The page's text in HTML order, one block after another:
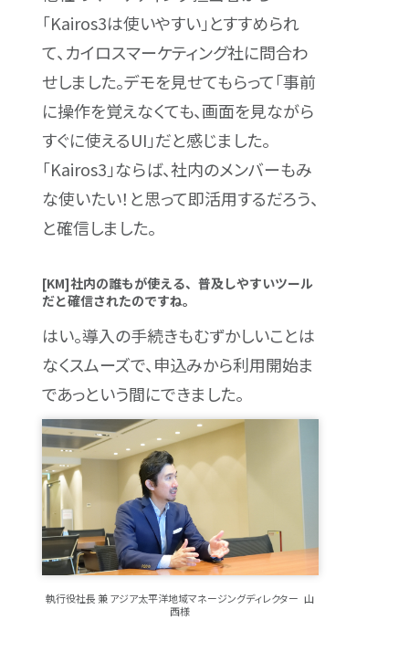
「Kairos3は使いやすい」とすすめられ
て、カイロスマーケティング社に問合わ
せしました。デモを見せてもらって「事前
に操作を覚えなくても、画面を見ながら
すぐに使えるUI」だと感じました。
「Kairos3」ならば、社内のメンバーもみ
な使いたい！と思って即活用するだろう、
と確信しました。
[KM]社内の誰もが使える、普及しやすいツール
だと確信されたのですね。
はい。導入の手続きもむずかしいことは
なくスムーズで、申込みから利用開始ま
であっという間にできました。
執行役社長 兼 アジア太平洋地域マネージングディレクター 山
西様